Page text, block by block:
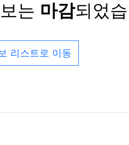
는 마감되었
리스트로 이동